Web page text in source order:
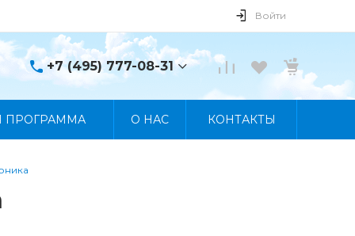
Войти
+7 (495) 777-08-31
+7 (495) 777-08-31
ПРОГРАММА О НАС КОНТАКТЫ